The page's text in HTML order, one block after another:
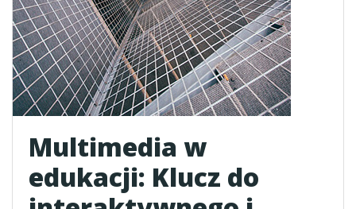
Multimedia w
edukacji: Klucz do